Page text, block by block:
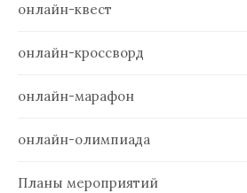
онлайн-квест
онлайн-кроссворд
онлайн-марафон
онлайн-олимпиада
Планы мероприятий